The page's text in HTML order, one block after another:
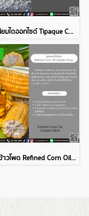
ไทเทเนียมไดออกไซด์ Tipaque CR50
น้ำมันข้าวโพด Refined Corn Oil Golden Drop